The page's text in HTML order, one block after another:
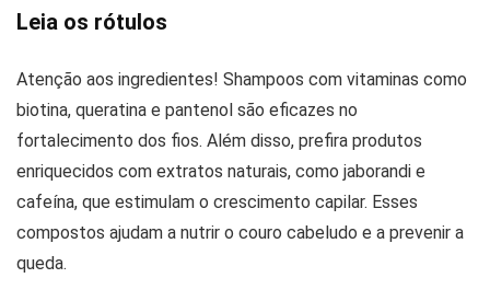
Leia os rótulos
Atenção aos ingredientes! Shampoos com vitaminas como
biotina, queratina e pantenol são eficazes no
fortalecimento dos fios. Além disso, prefira produtos
enriquecidos com extratos naturais, como jaborandi e
cafeína, que estimulam o crescimento capilar. Esses
compostos ajudam a nutrir o couro cabeludo e a prevenir a
queda.